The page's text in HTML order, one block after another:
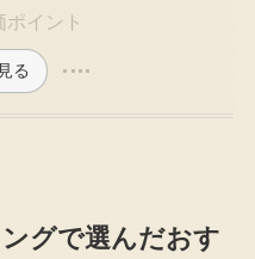
イント
る
グで選んだおす